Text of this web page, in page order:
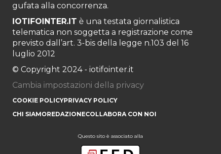
gufata alla concorrenza.
IOTIFOINTER.IT è una testata giornalistica
telematica non soggetta a registrazione come
previsto dall’art. 3-bis della legge n.103 del 16
luglio 2012
© Copyright 2024 - iotifointer.it
Cambia impostazioni della privacy
COOKIE POLICYPRIVACY POLICY
CHI SIAMOREDAZIONECOLLABORA CON NOI
Questo sito è associato alla